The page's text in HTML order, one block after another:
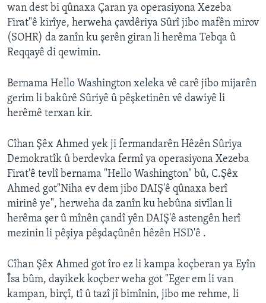
Zimanên Din
wan dest bi qûnaxa Çaran ya operasiyona Xezeba
Firat"ê kirîye, herweha çavdêriya Sûrî jibo mafên mirov
(SOHR) da zanîn ku şerên giran li herêma Tebqa û
Reqqayê di qewimin.
Bernama Hello Washington xeleka vê carê jibo mijarên
gerim li bakûrê Sûriyê û pêşketinên vê dawiyê li
herêmê terxan kir.
Cîhan Şêx Ahmed yek ji fermandarên Hêzên Sûriya
Demokratîk û berdevka fermî ya operasiyona Xezeba
Firat'ê tevlî bernama "Hello Washington" bû, C.Şêx
Ahmed got"Niha ev dem jibo DAIŞ'ê qûnaxa berî
mirinê ye", herweha da zanîn ku hebûna sivîlan li
herêma şer û mînên çandî yên DAIŞ'ê astengên herî
mezinin li pêşiya pêşdaçûnên hêzên HSD'ê .
Cîhan Şêx Ahmed got îro ez li kampa koçberan ya Eyîn
Îsa bûm, dayikek koçber weha got "Eger em li van
kampan, birçî, tî û tazî jî bimînin, jibo me rehme, li